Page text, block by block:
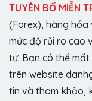
TUYÊN BỐ MIỄN
(Forex), hàng hóa
mức độ rủi ro cao
tư. Bạn có thể
trên website
tin và tham khảo,